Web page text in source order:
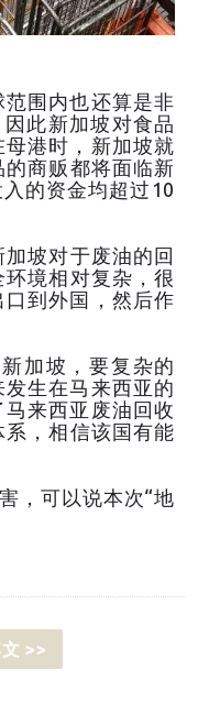
围内也还算是非
此新加坡对食品
港时，新加坡就
商贩都将面临新
的资金均超过10
坡对于废油的回
境相对复杂，很
到外国，然后作
加坡，要复杂的
生在马来西亚的
来西亚废油回收
，相信该国有能
，可以说本次“地
>>